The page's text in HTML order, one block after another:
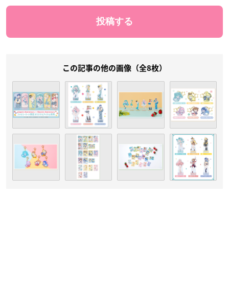
この記事の他の画像（全8枚）